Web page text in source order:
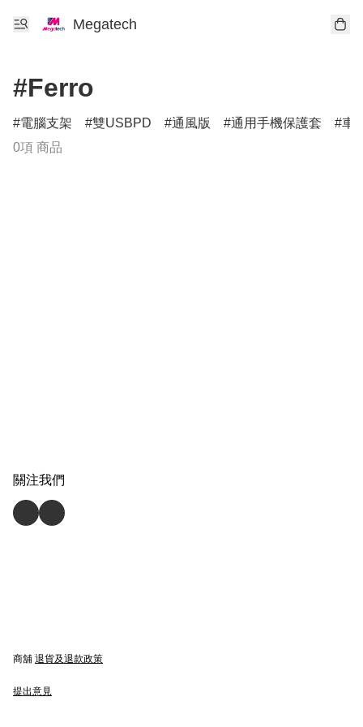
Megatech
#Ferro
電腦支架 雙USBPD 通風版 通用手機保護套
車
0項 商品
關注我們
商舖 退貨及退款政策
提出意見